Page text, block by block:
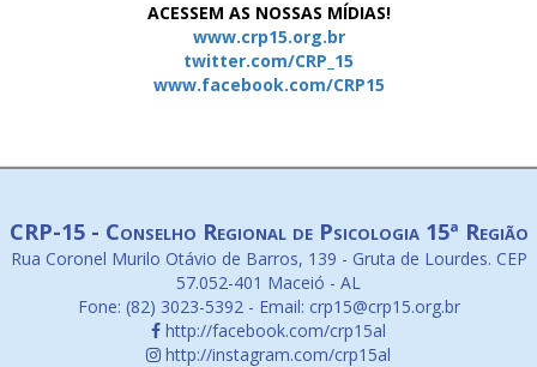
ACESSEM AS NOSSAS MÍDIAS!
www.crp15.org.br
twitter.com/CRP_15
www.facebook.com/CRP15
CRP-15 - Conselho Regional de Psicologia 15ª Região
Rua Coronel Murilo Otávio de Barros, 139 - Gruta de Lourdes. CEP
57.052-401 Maceió - AL
Fone: (82) 3023-5392 - Email: crp15@crp15.org.br
http://facebook.com/crp15al
http://instagram.com/crp15al